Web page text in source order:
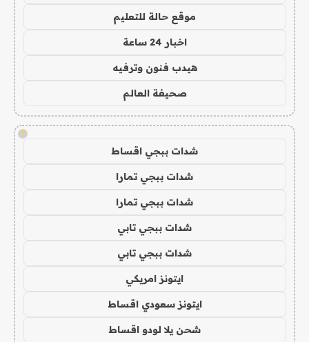
موقع حالة للتعليم
اخبار 24 ساعة
هيدب فنون وترفيه
صحيفة العالم
!
شدات ببجي اقساط
شدات ببجي تمارا
شدات ببجي تمارا
شدات ببجي تابي
شدات ببجي تابي
ايتونز امريكي
ايتونز سعودي اقساط
شحن يلا لودو اقساط